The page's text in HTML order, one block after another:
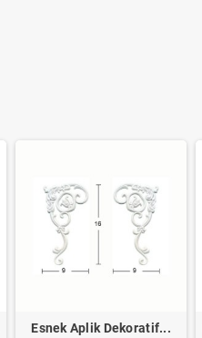
Esnek Aplik Dekoratif...